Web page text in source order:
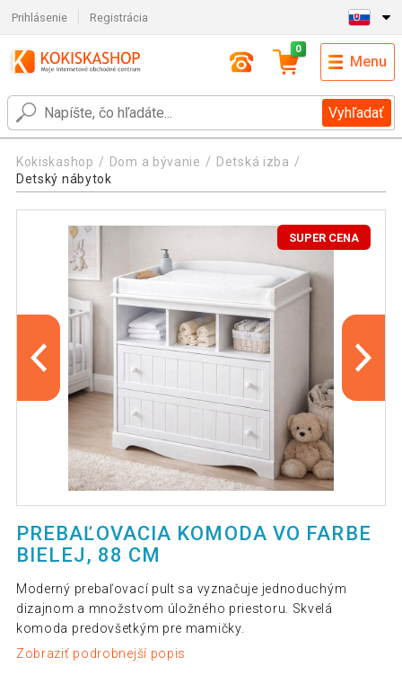
Prihlásenie Registrácia
Vyhľadať
0
Menu
Kokiskashop Dom a bývanie
Detská izba
Detský nábytok
SUPER CENA
PREBAĽOVACIA KOMODA VO FARBE
BIELEJ, 88 CM
Moderný prebaľovací pult sa vyznačuje jednoduchým
dizajnom a množstvom úložného priestoru. Skvelá
komoda predovšetkým pre mamičky.
Zobraziť podrobnejší popis